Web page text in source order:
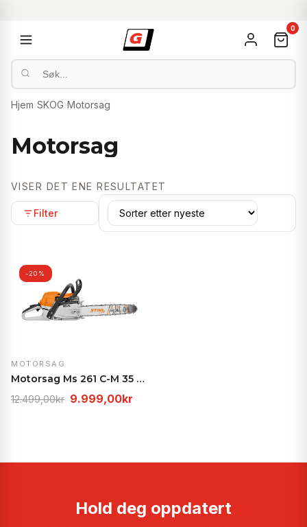
0
Hjem›SKOG›Motorsag
Motorsag
Filter
VISER DET ENE RESULTATET
-20%
MOTORSAG
Motorsag Ms 261 C-M 35 Cm 325'' 1,3 Mm Rs
12.499,00kr Opprinnelig
9.999,00kr
Hold deg oppdatert